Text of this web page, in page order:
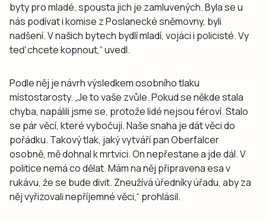
byty pro mladé, spousta jich je zamluvených. Byla se u
nás podívat i komise z Poslanecké sněmovny, byli
nadšení. V našich bytech bydlí mladí, vojáci i policisté. Vy
teď chcete kopnout,“ uvedl.
Podle něj je návrh výsledkem osobního tlaku
místostarosty. „Je to vaše zvůle. Pokud se někde stala
chyba, napálili jsme se, protože lidé nejsou féroví. Stalo
se pár věcí, které vybočují. Naše snaha je dát věci do
pořádku. Takový tlak, jaký vytváří pan Oberfalcer
osobně, mě dohnal k mrtvici. On nepřestane a jde dál. V
politice nemá co dělat. Mám na něj připravena esa v
rukávu, že se bude divit. Zneužívá úředníky úřadu, aby za
něj vyřizovali nepříjemné věci,“ prohlásil.